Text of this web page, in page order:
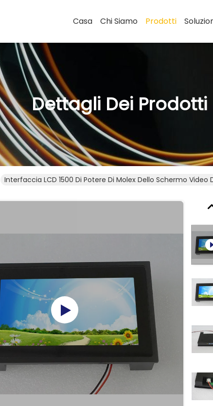
Casa Chi Siamo Prodotti
Dettagli Dei Prodotti
Interfaccia LCD 1500 Di Potere Di Molex Dello Schermo Video